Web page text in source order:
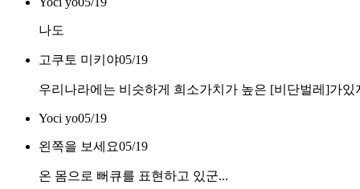
나도
고쿠토 미키야05/19
우리나라에는 비슷하게 희소가치가 높은 [비단벌레]가있
Yoci yo05/19
왼쪽을 보세요05/19
온 몸으로 뻐큐를 표현하고 있군...